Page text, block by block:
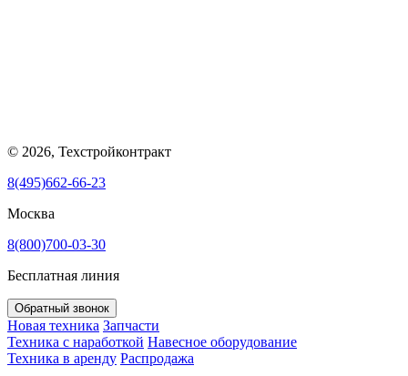
© 2026, Техстройконтракт
8(495)662-66-23
Москва
8(800)700-03-30
Бесплатная линия
Обратный звонок
Новая техника Запчасти
Техника с наработкой Навесное оборудование
Техника в аренду Распродажа